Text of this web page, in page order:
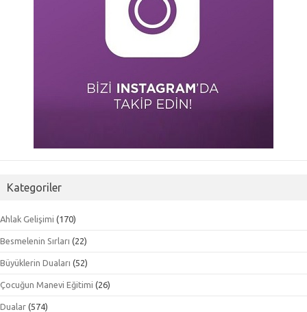
Kategoriler
Ahlak Gelişimi (170)
Besmelenin Sırları (22)
Büyüklerin Duaları (52)
Çocuğun Manevi Eğitimi (26)
Dualar (574)